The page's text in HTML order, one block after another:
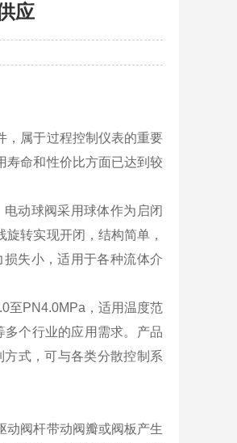
应
，属于过程控制仪表的重要
寿命和性价比方面已达到较
动球阀采用球体作为启闭
转实现开闭，结构简单，
失小，适用于各种流体介
至PN4.0MPa，适用温度范
多个行业的应用需求。产品
式，可与各类分散控制系
动阀杆带动阀瓣或阀板产生